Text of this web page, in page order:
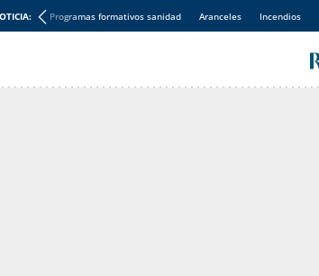
Programas formativos sanidad Aranceles Incendios